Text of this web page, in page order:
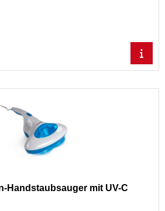
Handstaubsauger mit UV-C